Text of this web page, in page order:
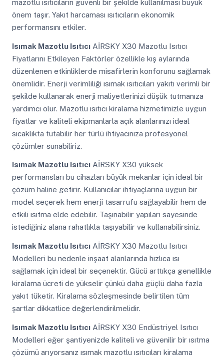
mazotlu ısıtıcıların güvenli bir şekilde kullanılması büyük
önem taşır. Yakıt harcaması ısıtıcıların ekonomik
performansını etkiler.
Isımak Mazotlu IsıtıcıAİRSKY X30 Mazotlu Isıtıcı
Fiyatlarını Etkileyen Faktörler özellikle kış aylarında
düzenlenen etkinliklerde misafirlerin konforunu sağlamak
önemlidir. Enerji verimliliği ısımak ısıtıcıları yakıtı verimli bir
şekilde kullanarak enerji maliyetlerinizi düşük tutmanıza
yardımcı olur. Mazotlu ısıtıcı kiralama hizmetimizle uygun
fiyatlar ve kaliteli ekipmanlarla açık alanlarınızı ideal
sıcaklıkta tutabilir her türlü ihtiyacınıza profesyonel
çözümler sunabiliriz.
Isımak Mazotlu IsıtıcıAİRSKY X30 yüksek
performansları bu cihazları büyük mekanlar için ideal bir
çözüm haline getirir. Kullanıcılar ihtiyaçlarına uygun bir
model seçerek hem enerji tasarrufu sağlayabilir hem de
etkili ısıtma elde edebilir. Taşınabilir yapıları sayesinde
istediğiniz alana rahatlıkla taşıyabilir ve kullanabilirsiniz.
Isımak Mazotlu IsıtıcıAİRSKY X30 Mazotlu Isıtıcı
Modelleri bu nedenle inşaat alanlarında hızlıca ısı
sağlamak için ideal bir seçenektir. Gücü arttıkça genellikle
kiralama ücreti de yükselir çünkü daha güçlü daha fazla
yakıt tüketir. Kiralama sözleşmesinde belirtilen tüm
şartlar dikkatlice değerlendirilmelidir.
Isımak Mazotlu IsıtıcıAİRSKY X30 Endüstriyel Isıtıcı
Modelleri eğer şantiyenizde kaliteli ve güvenilir bir ısıtma
çözümü arıyorsanız ısımak mazotlu ısıtıcıları kiralama